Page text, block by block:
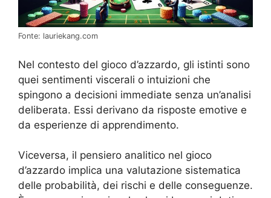
Fonte: lauriekang.com
Nel contesto del gioco d’azzardo, gli istinti sono
quei sentimenti viscerali o intuizioni che
spingono a decisioni immediate senza un’analisi
deliberata. Essi derivano da risposte emotive e
da esperienze di apprendimento.
Viceversa, il pensiero analitico nel gioco
d’azzardo implica una valutazione sistematica
delle probabilità, dei rischi e delle conseguenze.